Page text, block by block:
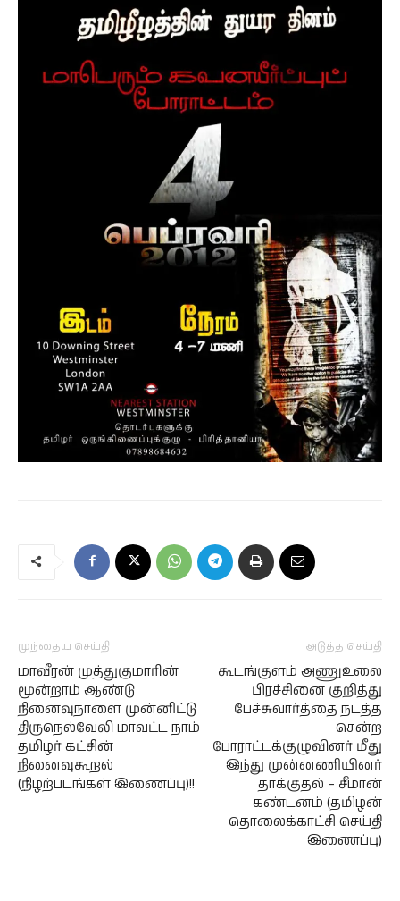
முந்தைய செய்தி
மாவீரன் முத்துகுமாரின்
மூன்றாம் ஆண்டு
நினைவுநாளை முன்னிட்டு
திருநெல்வேலி மாவட்ட நாம்
தமிழர் கட்சின்
நினைவுகூறல்
(நிழற்படங்கள் இணைப்பு)!!
அடுத்த செய்தி
கூடங்குளம் அணுஉலை
பிரச்சினை குறித்து
பேச்சுவார்த்தை நடத்த
சென்ற
போராட்டக்குழுவினர் மீது
இந்து முன்னணியினர்
தாக்குதல் – சீமான்
கண்டனம் (தமிழன்
தொலைக்காட்சி செய்தி
இணைப்பு)